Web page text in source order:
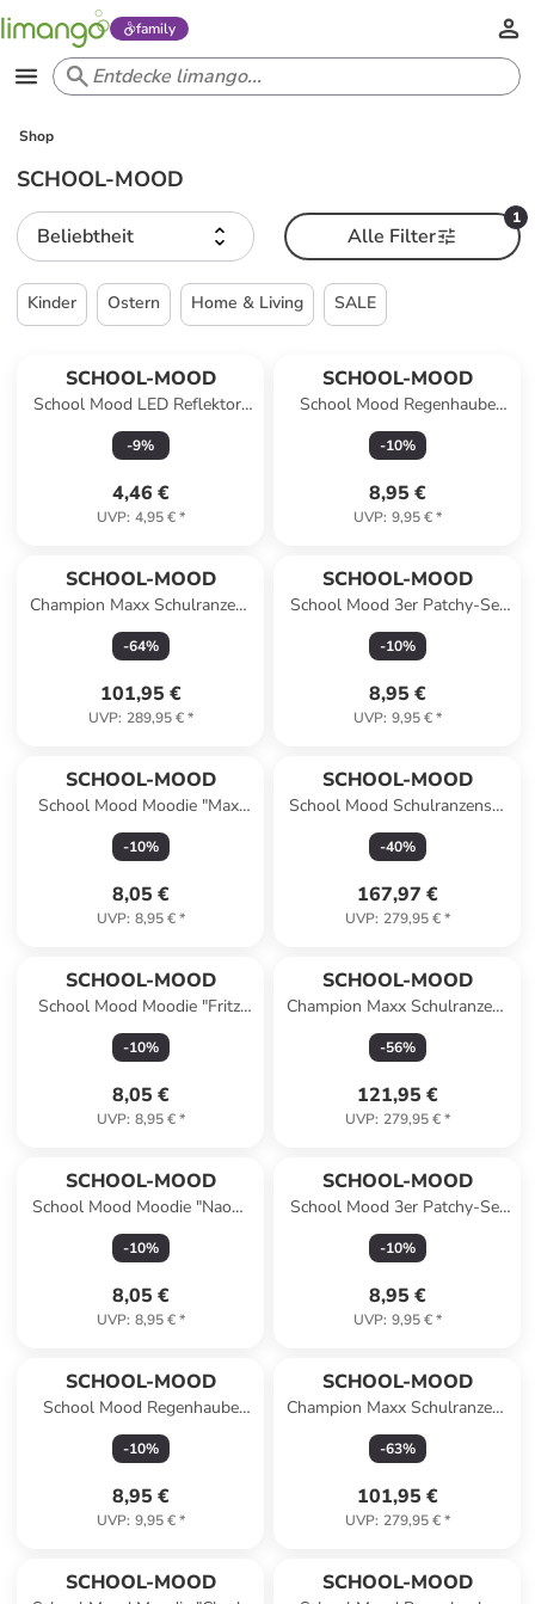
family
Shop
SCHOOL-MOOD
Beliebtheit
1
Alle Filter
Kinder Ostern Home & Living SALE
SCHOOL-MOOD
School Mood LED Reflektor-
Anhänger
-9%
4,46 €
UVP: 4,95 €*
SCHOOL-MOOD
School Mood Regenhaube
neongelb
-10%
8,95 €
UVP: 9,95 €*
SCHOOL-MOOD
Champion Maxx Schulranzen-
Set in Leopard
-64%
101,95 €
UVP: 289,95 €*
SCHOOL-MOOD
School Mood 3er Patchy-Set
Einschulung
-10%
8,95 €
UVP: 9,95 €*
SCHOOL-MOOD
School Mood Moodie "Maxi
Mut", Plüschanhänger
-10%
8,05 €
UVP: 8,95 €*
SCHOOL-MOOD
School Mood Schulranzenset
Timeless Calamary (Ocean
Collection, Got Bag)
-40%
167,97 €
UVP: 279,95 €*
SCHOOL-MOOD
School Mood Moodie "Fritzi
Fröhlich", Plüschanhänger
-10%
8,05 €
UVP: 8,95 €*
SCHOOL-MOOD
Champion Maxx Schulranzen-
Set 6-Teilig Modell 2026 in
Ella
-56%
121,95 €
UVP: 279,95 €*
SCHOOL-MOOD
School Mood Moodie "Naomi
Neugier", Plüschanhänger
-10%
8,05 €
UVP: 8,95 €*
SCHOOL-MOOD
School Mood 3er Patchy-Set
Mila (Pferd)
-10%
8,95 €
UVP: 9,95 €*
SCHOOL-MOOD
School Mood Regenhaube
neonpink
-10%
8,95 €
UVP: 9,95 €*
SCHOOL-MOOD
Champion Maxx Schulranzen-
Set in Mila
-63%
101,95 €
UVP: 279,95 €*
SCHOOL-MOOD SCHOOL-MOOD